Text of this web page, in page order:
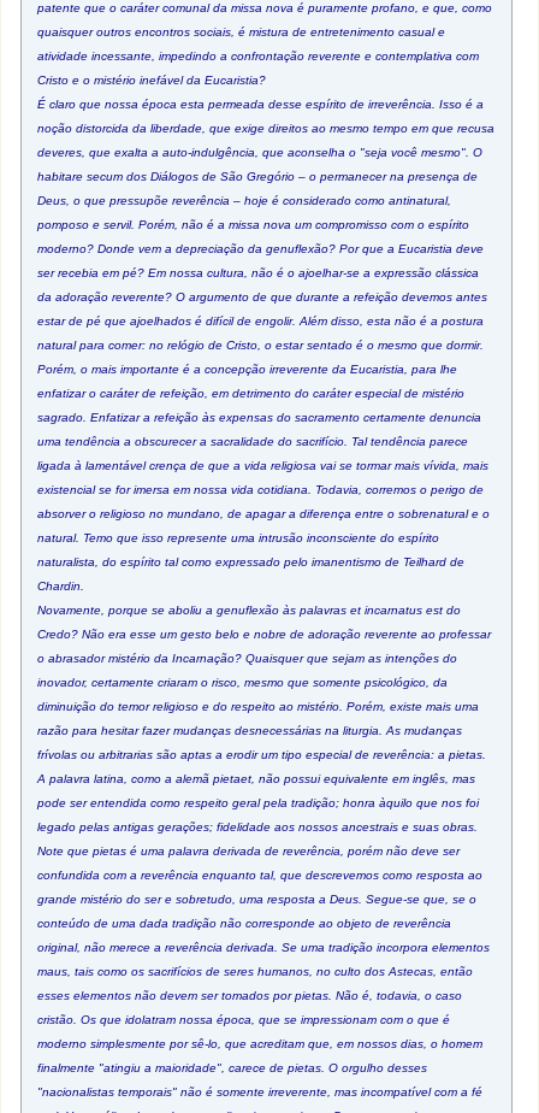
patente que o caráter comunal da missa nova é puramente profano, e que, como
quaisquer outros encontros sociais, é mistura de entretenimento casual e
atividade incessante, impedindo a confrontação reverente e contemplativa com
Cristo e o mistério inefável da Eucaristia?
É claro que nossa época esta permeada desse espírito de irreverência. Isso é a
noção distorcida da liberdade, que exige direitos ao mesmo tempo em que recusa
deveres, que exalta a auto-indulgência, que aconselha o "seja você mesmo". O
habitare secum dos Diálogos de São Gregório – o permanecer na presença de
Deus, o que pressupõe reverência – hoje é considerado como antinatural,
pomposo e servil. Porém, não é a missa nova um compromisso com o espírito
moderno? Donde vem a depreciação da genuflexão? Por que a Eucaristia deve
ser recebia em pé? Em nossa cultura, não é o ajoelhar-se a expressão clássica
da adoração reverente? O argumento de que durante a refeição devemos antes
estar de pé que ajoelhados é difícil de engolir. Além disso, esta não é a postura
natural para comer: no relógio de Cristo, o estar sentado é o mesmo que dormir.
Porém, o mais importante é a concepção irreverente da Eucaristia, para lhe
enfatizar o caráter de refeição, em detrimento do caráter especial de mistério
sagrado. Enfatizar a refeição às expensas do sacramento certamente denuncia
uma tendência a obscurecer a sacralidade do sacrifício. Tal tendência parece
ligada à lamentável crença de que a vida religiosa vai se tormar mais vívida, mais
existencial se for imersa em nossa vida cotidiana. Todavia, corremos o perigo de
absorver o religioso no mundano, de apagar a diferença entre o sobrenatural e o
natural. Temo que isso represente uma intrusão inconsciente do espírito
naturalista, do espírito tal como expressado pelo imanentismo de Teilhard de
Chardin.
Novamente, porque se aboliu a genuflexão às palavras et incarnatus est do
Credo? Não era esse um gesto belo e nobre de adoração reverente ao professar
o abrasador mistério da Incarnação? Quaisquer que sejam as intenções do
inovador, certamente criaram o risco, mesmo que somente psicológico, da
diminuição do temor religioso e do respeito ao mistério. Porém, existe mais uma
razão para hesitar fazer mudanças desnecessárias na liturgia. As mudanças
frívolas ou arbitrarias são aptas a erodir um tipo especial de reverência: a pietas.
A palavra latina, como a alemã pietaet, não possui equivalente em inglês, mas
pode ser entendida como respeito geral pela tradição; honra àquilo que nos foi
legado pelas antigas gerações; fidelidade aos nossos ancestrais e suas obras.
Note que pietas é uma palavra derivada de reverência, porém não deve ser
confundida com a reverência enquanto tal, que descrevemos como resposta ao
grande mistério do ser e sobretudo, uma resposta a Deus. Segue-se que, se o
conteúdo de uma dada tradição não corresponde ao objeto de reverência
original, não merece a reverência derivada. Se uma tradição incorpora elementos
maus, tais como os sacrifícios de seres humanos, no culto dos Astecas, então
esses elementos não devem ser tomados por pietas. Não é, todavia, o caso
cristão. Os que idolatram nossa época, que se impressionam com o que é
moderno simplesmente por sê-lo, que acreditam que, em nossos dias, o homem
finalmente "atingiu a maioridade", carece de pietas. O orgulho desses
"nacionalistas temporais" não é somente irreverente, mas incompatível com a fé